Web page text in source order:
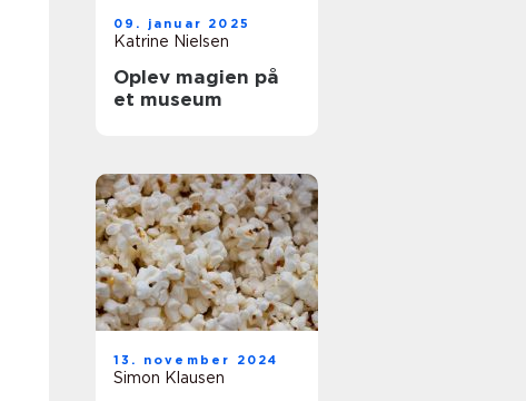
09. januar 2025
Katrine Nielsen
Oplev magien på
et museum
13. november 2024
Simon Klausen